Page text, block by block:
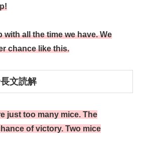
with all the time we have. We
chance like this.
文読解
just too many mice. The
of victory. Two mice